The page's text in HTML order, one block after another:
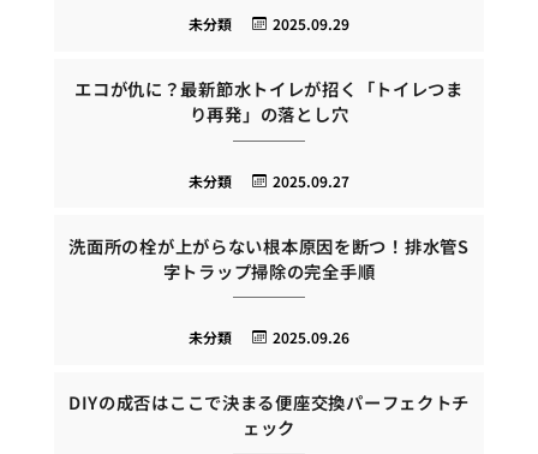
2025.09.29
未分類
エコが仇に？最新節水トイレが招く「トイレつま
り再発」の落とし穴
2025.09.27
未分類
洗面所の栓が上がらない根本原因を断つ！排水管S
字トラップ掃除の完全手順
2025.09.26
未分類
DIYの成否はここで決まる便座交換パーフェクトチ
ェック